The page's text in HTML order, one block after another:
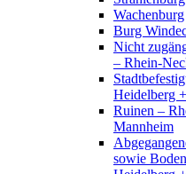
Wachenburg
Burg
Nicht
– Rhein-
Heidelberg
Ruinen –
Mannheim
sowie